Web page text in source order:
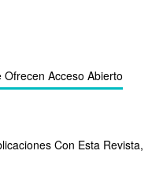
Acceso Abierto
Con Esta Revista,